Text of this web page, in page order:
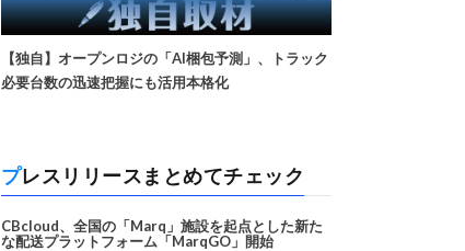
【独自】オープンロジの「AI梱包予測」、トラック
必要台数の迅速把握にも活用本格化
プレスリリースまとめてチェック
CBcloud、全国の「Marq」施設を起点とした新た
な配送プラットフォーム「MarqGO」開始